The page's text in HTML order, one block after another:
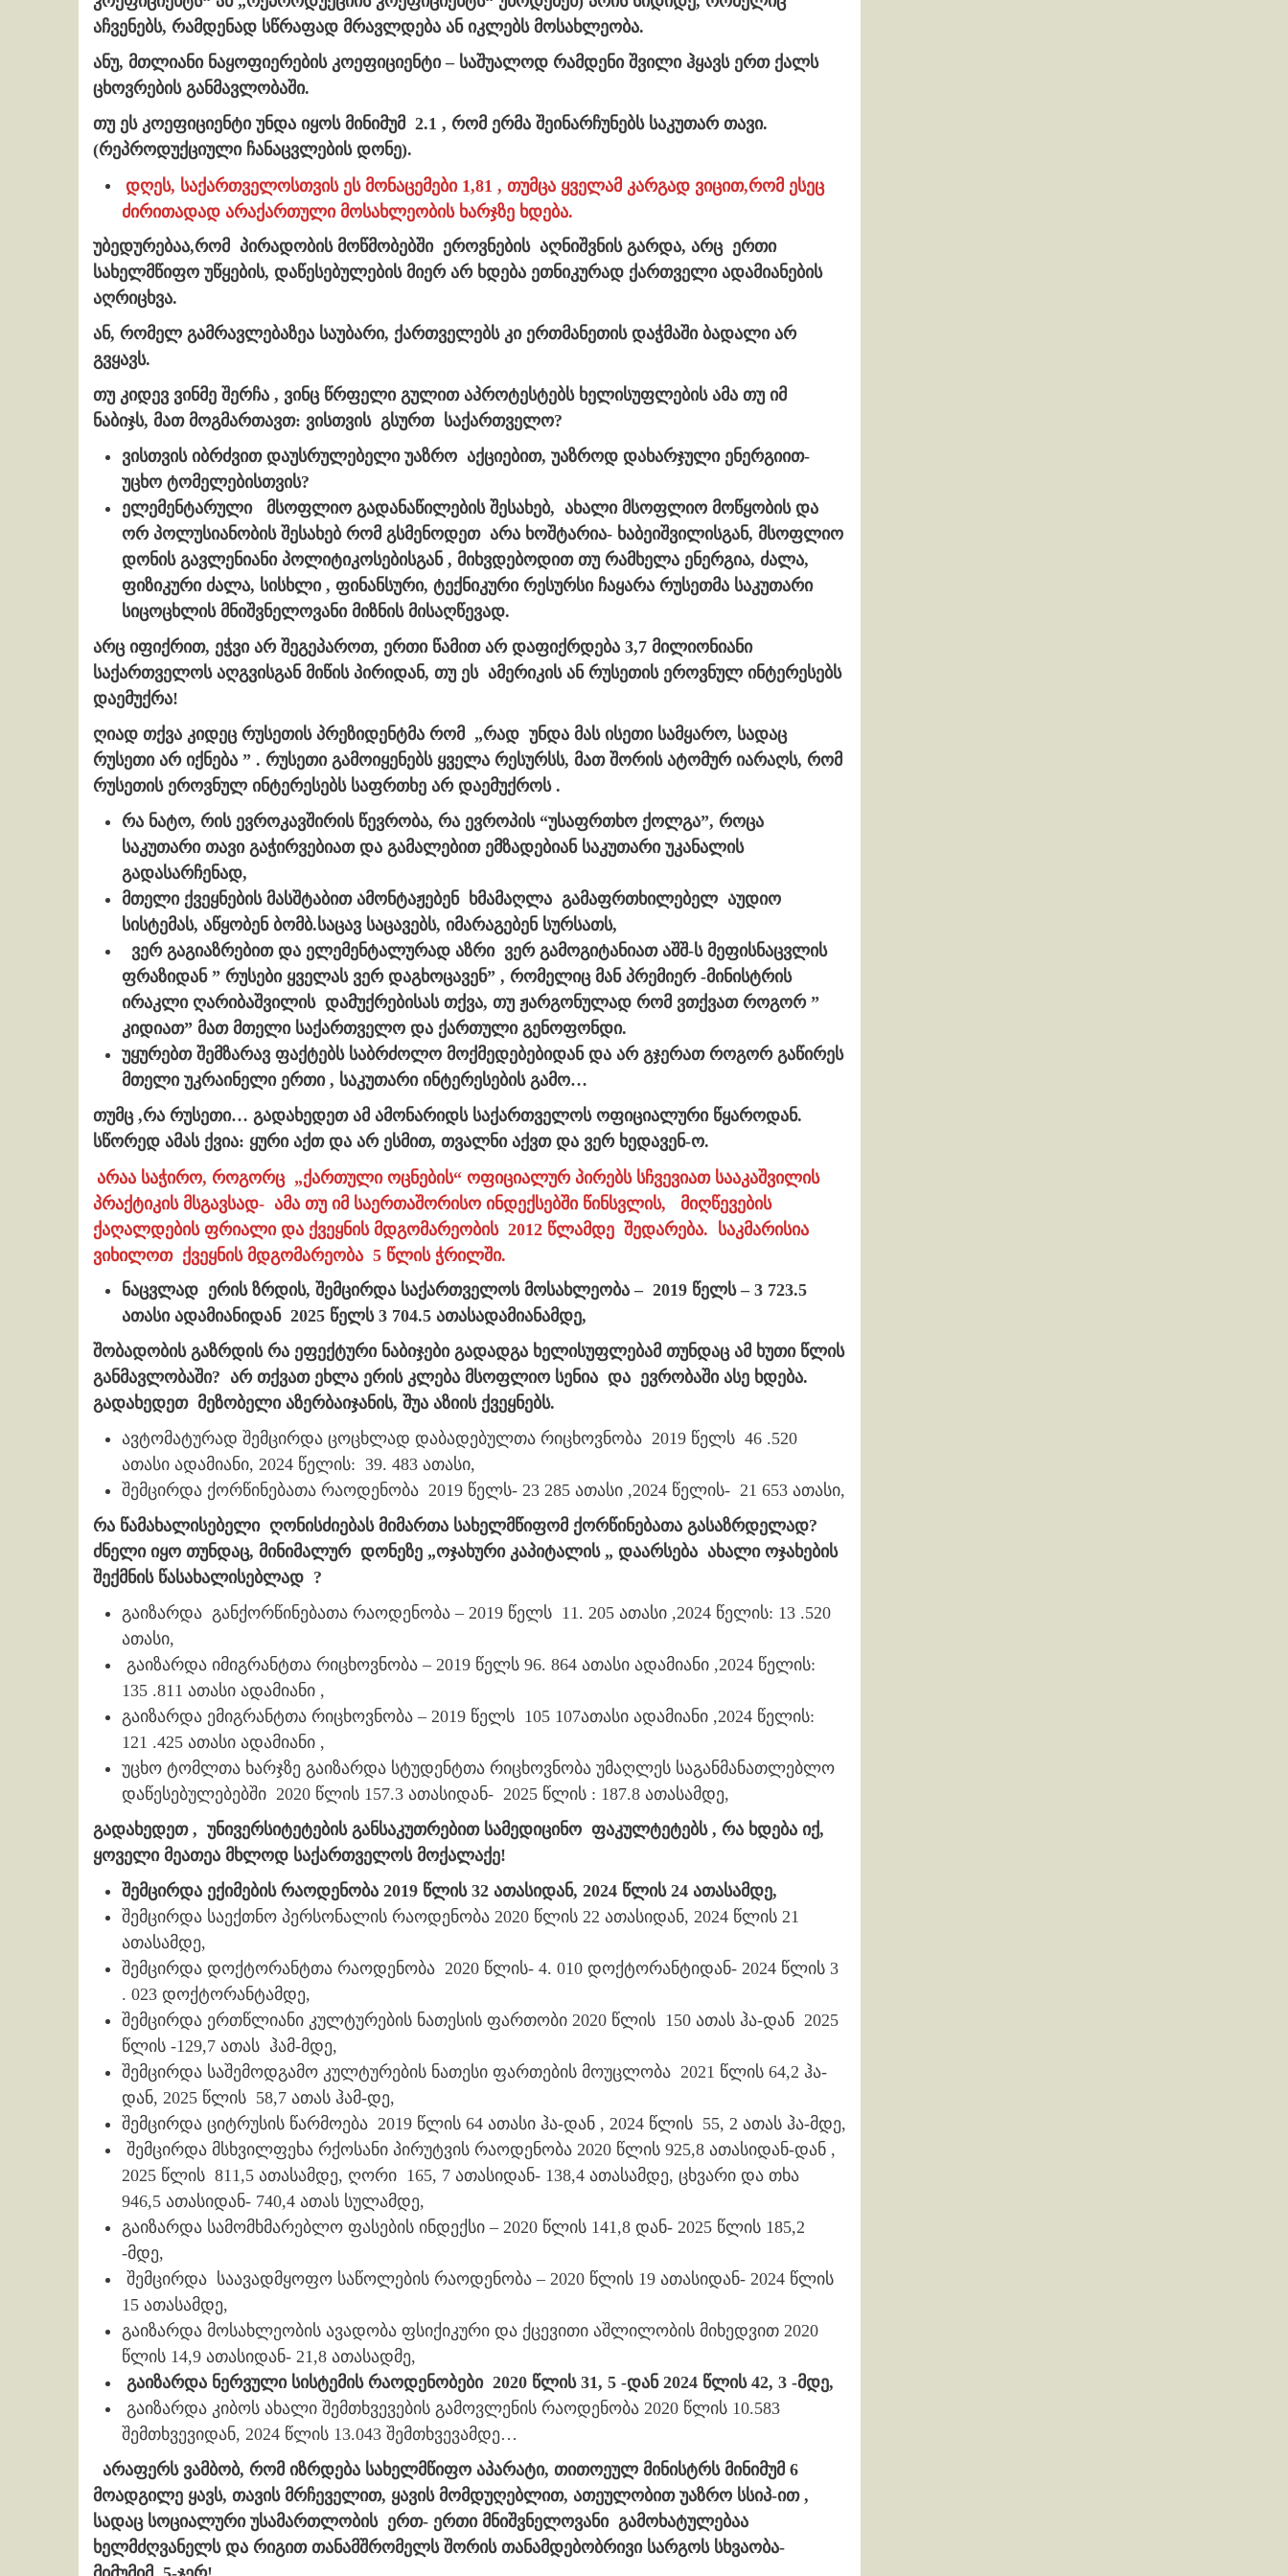
აჩვენებს, რამდენად სწრაფად მრავლდება ან იკლებს მოსახლეობა.
ანუ, მთლიანი ნაყოფიერების კოეფიციენტი – საშუალოდ რამდენი შვილი ჰყავს ერთ ქალს
ცხოვრების განმავლობაში.
თუ ეს კოეფიციენტი უნდა იყოს მინიმუმ 2.1 , რომ ერმა შეინარჩუნებს საკუთარ თავი.
(რეპროდუქციული ჩანაცვლების დონე).
დღეს, საქართველოსთვის ეს მონაცემები 1,81 , თუმცა ყველამ კარგად ვიცით,რომ ესეც
ძირითადად არაქართული მოსახლეობის ხარჯზე ხდება.
უბედურებაა,რომ პირადობის მოწმობებში ეროვნების აღნიშვნის გარდა, არც ერთი
სახელმწიფო უწყების, დაწესებულების მიერ არ ხდება ეთნიკურად ქართველი ადამიანების
აღრიცხვა.
ან, რომელ გამრავლებაზეა საუბარი, ქართველებს კი ერთმანეთის დაჭმაში ბადალი არ
გვყავს.
თუ კიდევ ვინმე შერჩა , ვინც წრფელი გულით აპროტესტებს ხელისუფლების ამა თუ იმ
ნაბიჯს, მათ მოგმართავთ: ვისთვის გსურთ საქართველო?
ვისთვის იბრძვით დაუსრულებელი უაზრო აქციებით, უაზროდ დახარჯული ენერგიით-
უცხო ტომელებისთვის?
ელემენტარული მსოფლიო გადანაწილების შესახებ, ახალი მსოფლიო მოწყობის და
ორ პოლუსიანობის შესახებ რომ გსმენოდეთ არა ხოშტარია- ხაბეიშვილისგან, მსოფლიო
დონის გავლენიანი პოლიტიკოსებისგან , მიხვდებოდით თუ რამხელა ენერგია, ძალა,
ფიზიკური ძალა, სისხლი , ფინანსური, ტექნიკური რესურსი ჩაყარა რუსეთმა საკუთარი
სიცოცხლის მნიშვნელოვანი მიზნის მისაღწევად.
არც იფიქრით, ეჭვი არ შეგეპაროთ, ერთი წამით არ დაფიქრდება 3,7 მილიონიანი
საქართველოს აღგვისგან მიწის პირიდან, თუ ეს ამერიკის ან რუსეთის ეროვნულ ინტერესებს
დაემუქრა!
ღიად თქვა კიდეც რუსეთის პრეზიდენტმა რომ „რად უნდა მას ისეთი სამყარო, სადაც
რუსეთი არ იქნება ” . რუსეთი გამოიყენებს ყველა რესურსს, მათ შორის ატომურ იარაღს, რომ
რუსეთის ეროვნულ ინტერესებს საფრთხე არ დაემუქროს .
რა ნატო, რის ევროკავშირის წევრობა, რა ევროპის “უსაფრთხო ქოლგა”, როცა
საკუთარი თავი გაჭირვებიათ და გამალებით ემზადებიან საკუთარი უკანალის
გადასარჩენად,
მთელი ქვეყნების მასშტაბით ამონტაჟებენ ხმამაღლა გამაფრთხილებელ აუდიო
სისტემას, აწყობენ ბომბ.საცავ საცავებს, იმარაგებენ სურსათს,
ვერ გაგიაზრებით და ელემენტალურად აზრი ვერ გამოგიტანიათ აშშ-ს მეფისნაცვლის
ფრაზიდან ” რუსები ყველას ვერ დაგხოცავენ” , რომელიც მან პრემიერ -მინისტრის
ირაკლი ღარიბაშვილის დამუქრებისას თქვა, თუ ჟარგონულად რომ ვთქვათ როგორ ”
კიდიათ” მათ მთელი საქართველო და ქართული გენოფონდი.
უყურებთ შემზარავ ფაქტებს საბრძოლო მოქმედებებიდან და არ გჯერათ როგორ გაწირეს
მთელი უკრაინელი ერთი , საკუთარი ინტერესების გამო…
თუმც ,რა რუსეთი… გადახედეთ ამ ამონარიდს საქართველოს ოფიციალური წყაროდან.
სწორედ ამას ქვია: ყური აქთ და არ ესმით, თვალნი აქვთ და ვერ ხედავენ-ო.
არაა საჭირო, როგორც „ქართული ოცნების“ ოფიციალურ პირებს სჩვევიათ სააკაშვილის
პრაქტიკის მსგავსად- ამა თუ იმ საერთაშორისო ინდექსებში წინსვლის, მიღწევების
ქაღალდების ფრიალი და ქვეყნის მდგომარეობის 2012 წლამდე შედარება. საკმარისია
ვიხილოთ ქვეყნის მდგომარეობა 5 წლის ჭრილში.
ნაცვლად ერის ზრდის, შემცირდა საქართველოს მოსახლეობა – 2019 წელს – 3 723.5
ათასი ადამიანიდან 2025 წელს 3 704.5 ათასადამიანამდე,
შობადობის გაზრდის რა ეფექტური ნაბიჯები გადადგა ხელისუფლებამ თუნდაც ამ ხუთი წლის
განმავლობაში? არ თქვათ ეხლა ერის კლება მსოფლიო სენია და ევრობაში ასე ხდება.
გადახედეთ მეზობელი აზერბაიჯანის, შუა აზიის ქვეყნებს.
ავტომატურად შემცირდა ცოცხლად დაბადებულთა რიცხოვნობა 2019 წელს 46 .520
ათასი ადამიანი, 2024 წელის: 39. 483 ათასი,
შემცირდა ქორწინებათა რაოდენობა 2019 წელს- 23 285 ათასი ,2024 წელის- 21 653 ათასი,
რა წამახალისებელი ღონისძიებას მიმართა სახელმწიფომ ქორწინებათა გასაზრდელად?
ძნელი იყო თუნდაც, მინიმალურ დონეზე „ოჯახური კაპიტალის „ დაარსება ახალი ოჯახების
შექმნის წასახალისებლად ?
გაიზარდა განქორწინებათა რაოდენობა – 2019 წელს 11. 205 ათასი ,2024 წელის: 13 .520
ათასი,
გაიზარდა იმიგრანტთა რიცხოვნობა – 2019 წელს 96. 864 ათასი ადამიანი ,2024 წელის:
135 .811 ათასი ადამიანი ,
გაიზარდა ემიგრანტთა რიცხოვნობა – 2019 წელს 105 107ათასი ადამიანი ,2024 წელის:
121 .425 ათასი ადამიანი ,
უცხო ტომლთა ხარჯზე გაიზარდა სტუდენტთა რიცხოვნობა უმაღლეს საგანმანათლებლო
დაწესებულებებში 2020 წლის 157.3 ათასიდან- 2025 წლის : 187.8 ათასამდე,
გადახედეთ , უნივერსიტეტების განსაკუთრებით სამედიცინო ფაკულტეტებს , რა ხდება იქ,
ყოველი მეათეა მხლოდ საქართველოს მოქალაქე!
შემცირდა ექიმების რაოდენობა 2019 წლის 32 ათასიდან, 2024 წლის 24 ათასამდე,
შემცირდა საექთნო პერსონალის რაოდენობა 2020 წლის 22 ათასიდან, 2024 წლის 21
ათასამდე,
შემცირდა დოქტორანტთა რაოდენობა 2020 წლის- 4. 010 დოქტორანტიდან- 2024 წლის 3
. 023 დოქტორანტამდე,
შემცირდა ერთწლიანი კულტურების ნათესის ფართობი 2020 წლის 150 ათას ჰა-დან 2025
წლის -129,7 ათას ჰამ-მდე,
შემცირდა საშემოდგამო კულტურების ნათესი ფართების მოუცლობა 2021 წლის 64,2 ჰა-
დან, 2025 წლის 58,7 ათას ჰამ-დე,
შემცირდა ციტრუსის წარმოება 2019 წლის 64 ათასი ჰა-დან , 2024 წლის 55, 2 ათას ჰა-მდე,
შემცირდა მსხვილფეხა რქოსანი პირუტვის რაოდენობა 2020 წლის 925,8 ათასიდან-დან ,
2025 წლის 811,5 ათასამდე, ღორი 165, 7 ათასიდან- 138,4 ათასამდე, ცხვარი და თხა
946,5 ათასიდან- 740,4 ათას სულამდე,
გაიზარდა სამომხმარებლო ფასების ინდექსი – 2020 წლის 141,8 დან- 2025 წლის 185,2
-მდე,
შემცირდა საავადმყოფო საწოლების რაოდენობა – 2020 წლის 19 ათასიდან- 2024 წლის
15 ათასამდე,
გაიზარდა მოსახლეობის ავადობა ფსიქიკური და ქცევითი აშლილობის მიხედვით 2020
წლის 14,9 ათასიდან- 21,8 ათასადმე,
გაიზარდა ნერვული სისტემის რაოდენობები 2020 წლის 31, 5 -დან 2024 წლის 42, 3 -მდე,
გაიზარდა კიბოს ახალი შემთხვევების გამოვლენის რაოდენობა 2020 წლის 10.583
შემთხვევიდან, 2024 წლის 13.043 შემთხვევამდე…
არაფერს ვამბობ, რომ იზრდება სახელმწიფო აპარატი, თითოეულ მინისტრს მინიმუმ 6
მოადგილე ყავს, თავის მრჩეველით, ყავის მომდუღებლით, ათეულობით უაზრო სსიპ-ით ,
სადაც სოციალური უსამართლობის ერთ- ერთი მნიშვნელოვანი გამოხატულებაა
ხელმძღვანელს და რიგით თანამშრომელს შორის თანამდებობრივი სარგოს სხვაობა-